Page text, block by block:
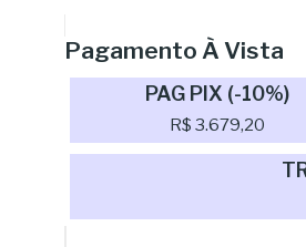
Pagamento À Vista
PAG PIX (-10%)
R$ 3.679,20